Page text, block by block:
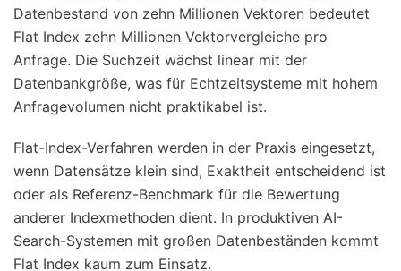
Datenbestand von zehn Millionen Vektoren bedeutet
Flat Index zehn Millionen Vektorvergleiche pro
Anfrage. Die Suchzeit wächst linear mit der
Datenbankgröße, was für Echtzeitsysteme mit hohem
Anfragevolumen nicht praktikabel ist.
Flat-Index-Verfahren werden in der Praxis eingesetzt,
wenn Datensätze klein sind, Exaktheit entscheidend ist
oder als Referenz-Benchmark für die Bewertung
anderer Indexmethoden dient. In produktiven AI-
Search-Systemen mit großen Datenbeständen kommt
Flat Index kaum zum Einsatz.